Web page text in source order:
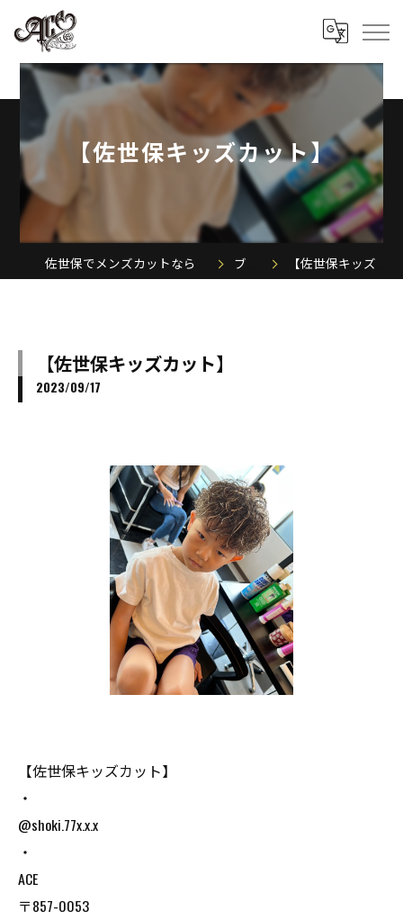
【佐世保キッズカット】
ブログ 【佐世保キッズカット】
【佐世保キッズカット】
2023/09/17
【佐世保キッズカット】
・
@shoki.77x.x.x
・
ACE
〒857-0053